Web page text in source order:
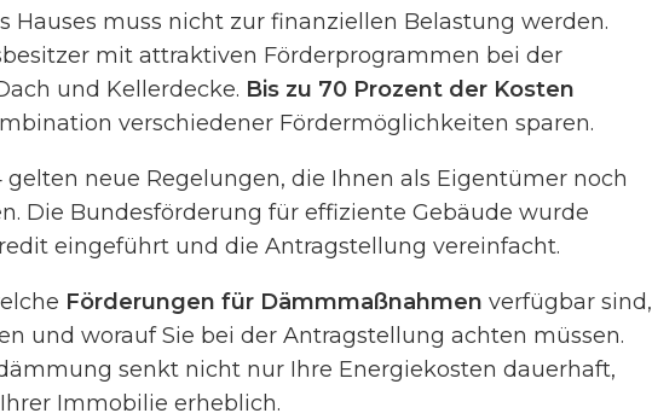
Hauses muss nicht zur finanziellen Belastung werden.
mit attraktiven Förderprogrammen bei der
und Kellerdecke. Bis zu 70 Prozent der Kosten
verschiedener Fördermöglichkeiten sparen.
gelten neue Regelungen, die Ihnen als Eigentümer noch
Die Bundesförderung für effiziente Gebäude wurde
eingeführt und die Antragstellung vereinfacht.
Förderungen für Dämmmaßnahmen verfügbar sind,
und worauf Sie bei der Antragstellung achten müssen.
senkt nicht nur Ihre Energiekosten dauerhaft,
Immobilie erheblich.